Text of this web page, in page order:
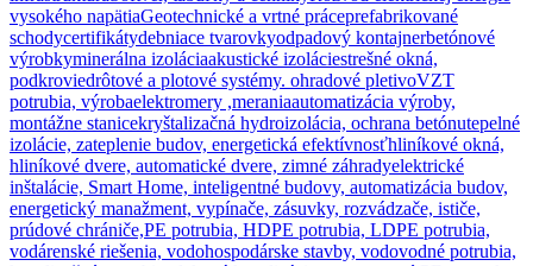
vysokého napätiaGeotechnické a vrtné práceprefabrikované
schodycertifikátydebniace tvarovkyodpadový kontajnerbetónové
výrobkyminerálna izoláciaakustické izoláciestrešné okná,
podkroviedrôtové a plotové systémy. ohradové pletivoVZT
potrubia, výrobaelektromery ,meraniaautomatizácia výroby,
montážne stanicekryštalizačná hydroizolácia, ochrana betónutepelné
izolácie, zateplenie budov, energetická efektívnosťhliníkové okná,
hliníkové dvere, automatické dvere, zimné záhradyelektrické
inštalácie, Smart Home, inteligentné budovy, automatizácia budov,
energetický manažment, vypínače, zásuvky, rozvádzače, ističe,
prúdové chrániče,PE potrubia, HDPE potrubia, LDPE potrubia,
vodárenské riešenia, vodohospodárske stavby, vodovodné potrubia,